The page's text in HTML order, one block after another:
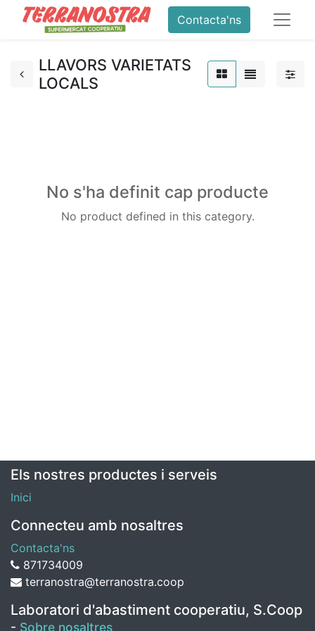
Contacta'ns
LLAVORS VARIETATS
LOCALS
No s'ha definit cap producte
No product defined in this category.
Els nostres productes i serveis
Inici
Connecteu amb nosaltres
Contacta'ns
871734009
terranostra@terranostra.coop
Laboratori d'abastiment cooperatiu, S.Coop
- Sobre nosaltres